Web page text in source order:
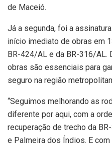
de Maceió.
Já a segunda, foi a
início imediato de obras em
BR-424/AL e da BR-316/AL.
obras são essenciais para
seguro na região
“Seguimos melhorando as
diferente por aqui, com a
recuperação de trecho da
e Palmeira dos Índios. E